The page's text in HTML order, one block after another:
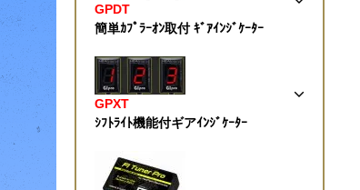
GPDT
簡単ｶﾌﾟﾗｰｵﾝ取付 ｷﾞｱｲﾝｼﾞｹｰﾀｰ
GPXT
ｼﾌﾄﾗｲﾄ機能付ギアｲﾝｼﾞｹｰﾀｰ